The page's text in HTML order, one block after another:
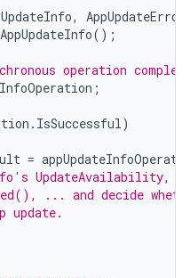
,
();
operation
;
. IsSuccessful)
=
UpdateAvailability,
... and decide
update.